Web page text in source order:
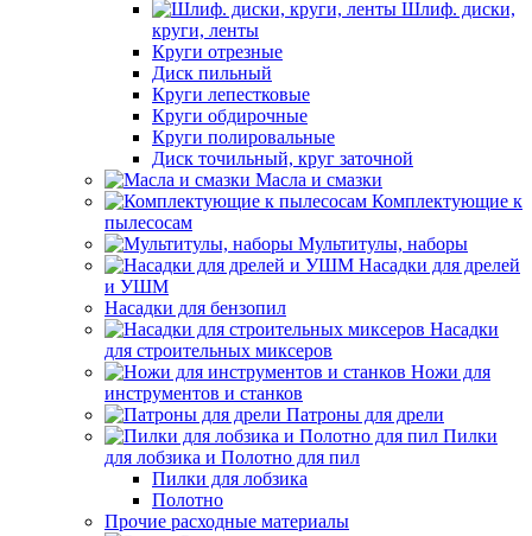
Шлиф. диски,
круги, ленты
Круги отрезные
Диск пильный
Круги лепестковые
Круги обдирочные
Круги полировальные
Диск точильный, круг заточной
Масла и смазки
Комплектующие к
пылесосам
Мультитулы, наборы
Насадки для дрелей
и УШМ
Насадки для бензопил
Насадки
для строительных миксеров
Ножи для
инструментов и станков
Патроны для дрели
Пилки
для лобзика и Полотно для пил
Пилки для лобзика
Полотно
Прочие расходные материалы